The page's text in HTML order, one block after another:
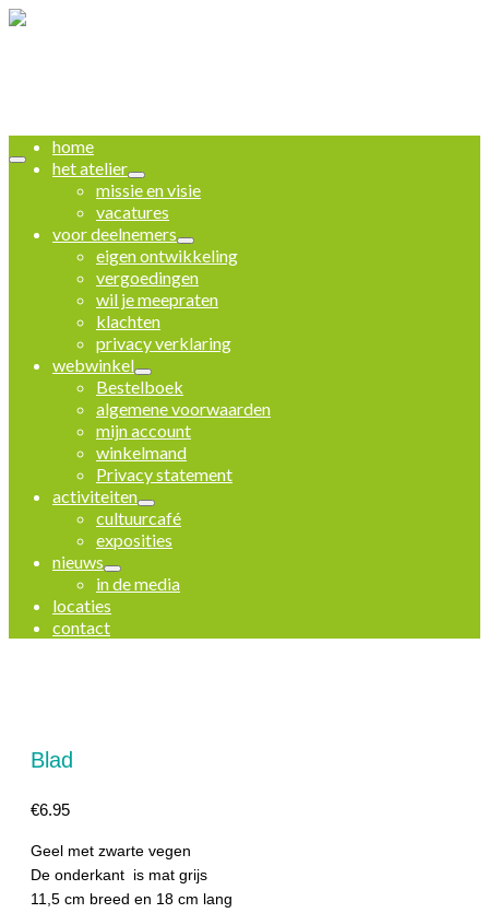
home
het atelier
missie en visie
vacatures
voor deelnemers
eigen ontwikkeling
vergoedingen
wil je meepraten
klachten
privacy verklaring
webwinkel
Bestelboek
algemene voorwaarden
mijn account
winkelmand
Privacy statement
activiteiten
cultuurcafé
exposities
nieuws
in de media
locaties
contact
Blad
€6.95
Geel met zwarte vegen
De onderkant is mat grijs
11,5 cm breed en 18 cm lang